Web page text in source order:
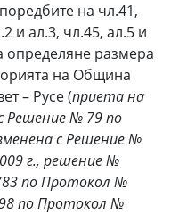
на чл.41,
и ал.3, чл.45, ал.5 и
определяне размера
на Община
– Русе (приета на
Решение № 79 по
с Решение №
г., решение №
по Протокол №
по Протокол №